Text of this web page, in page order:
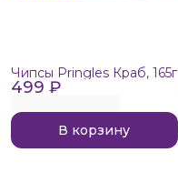
499 ₽
Чипсы Pringles Краб, 165г
В корзину